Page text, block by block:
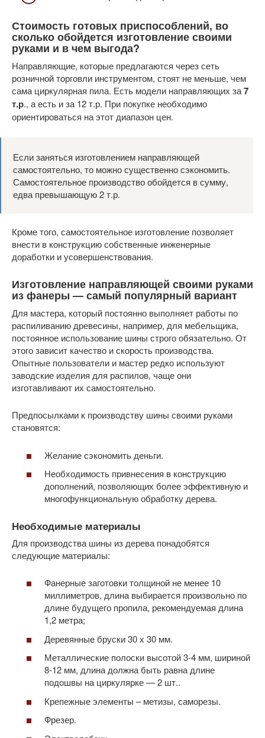
Стоимость готовых приспособлений, во
сколько обойдется изготовление своими
руками и в чем выгода?
Направляющие, которые предлагаются через сеть
розничной торговли инструментом, стоят не меньше, чем
сама циркулярная пила. Есть модели направляющих за7
т.р., а есть и за 12 т.р. При покупке необходимо
ориентироваться на этот диапазон цен.
Если заняться изготовлением направляющей
самостоятельно, то можно существенно сэкономить.
Самостоятельное производство обойдется в сумму,
едва превышающую 2 т.р.
Кроме того, самостоятельное изготовление позволяет
внести в конструкцию собственные инженерные
доработки и усовершенствования.
Изготовление направляющей своими руками
из фанеры — самый популярный вариант
Для мастера, который постоянно выполняет работы по
распиливанию древесины, например, для мебельщика,
постоянное использование шины строго обязательно. От
этого зависит качество и скорость производства.
Опытные пользователи и мастер редко используют
заводские изделия для распилов, чаще они
изготавливают их самостоятельно.
Предпосылками к производству шины своими руками
становятся:
Желание сэкономить деньги.
Необходимость привнесения в конструкцию
дополнений, позволяющих более эффективную и
многофункциональную обработку дерева.
Необходимые материалы
Для производства шины из дерева понадобятся
следующие материалы:
Фанерные заготовки толщиной не менее 10
миллиметров, длина выбирается произвольно по
длине будущего пропила, рекомендуемая длина
1,2 метра;
Деревянные бруски 30 х 30 мм.
Металлические полоски высотой 3-4 мм, шириной
8-12 мм, длина должна быть равна длине
подошвы на циркулярке — 2 шт..
Крепежные элементы – метизы, саморезы.
Фрезер.